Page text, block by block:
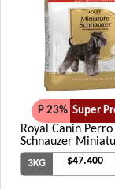
P 23% Super
Royal Canin Perro
Schnauzer
3KG $47.400